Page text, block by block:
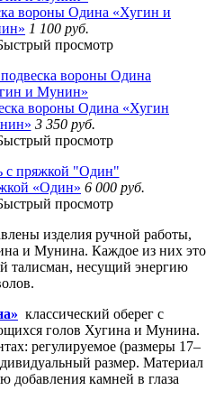
вороны Одина «Хугин и
1 100 руб.
просмотр
вороны Одина «Хугин
3 350 руб.
просмотр
«Один» 6 000 руб.
просмотр
изделия ручной работы,
и Мунина. Каждое из них это
талисман, несущий энергию
классический оберег с
голов Хугина и Мунина.
регулируемое (размеры 17–
размер. Материал
добавления камней в глаза